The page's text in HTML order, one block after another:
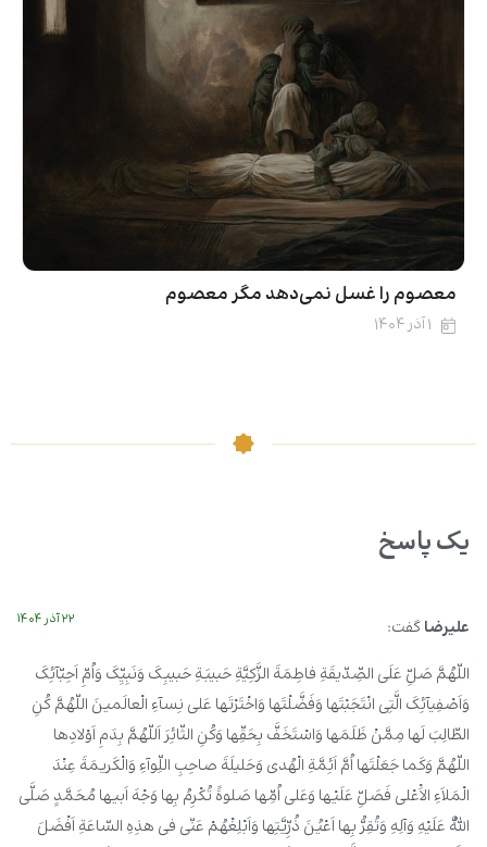
معصوم را غسل نمی‌دهد مگر معصوم
۱ آذر ۱۴۰۴
یک پاسخ
علیرضاگفت: ۲۲ آذر ۱۴۰۴
اللّهُمَّ صَلِّ عَلَى الصِّدّیقَةِ فاطِمَةَ الزَّکِیَّةِ حَبیبَةِ حَبیبِکَ وَنَبِیِّکَ وَاُمِّ اَحِبّآئِکَ
وَاَصْفِیآئِکَ الَّتِى انْتَجَبْتَها وَفَضَّلْتَها وَاخْتَرْتَها عَلى نِسآءِ الْعالَمینَ اللّهُمَّ کُنِ
الطّالِبَ لَها مِمَّنْ ظَلَمَها وَاسْتَخَفَّ بِحَقِّها وَکُنِ الثّائِرَ اَللّهُمَّ بِدَمِ اَوْلادِها
اللّهُمَّ وَکَما جَعَلْتَها اُمَّ اَئِمَّةِ الْهُدى وَحَلیلَةَ صاحِبِ اللِّوآءِ وَالْکَریمَةَ عِنْدَ
الْمَلاَءِ الاَْعْلى فَصَلِّ عَلَیْها وَعَلى اُمِّها صَلوةً تُکْرِمُ بِها وَجْهَ اَبیها مُحَمَّدٍ صَلَّى
اللَّهُ عَلَیْهِ وَآلِهِ وَتُقِرُّ بِها اَعْیُنَ ذُرِّیَّتِها وَاَبْلِغْهُمْ عَنّى فى هذِهِ السّاعَةِ اَفْضَلَ